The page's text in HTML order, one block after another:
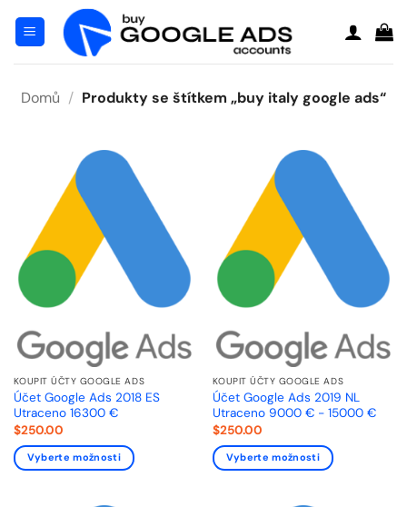
Domů / Produkty se štítkem „buy italy google ads“
KOUPIT ÚČTY GOOGLE ADS
Účet Google Ads 2018 ES
Utraceno 16300 €
$250.00
Vyberte možnosti
KOUPIT ÚČTY GOOGLE ADS
Účet Google Ads 2019 NL
Utraceno 9000 € - 15000 €
$250.00
Vyberte možnosti